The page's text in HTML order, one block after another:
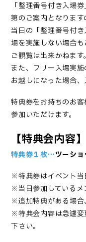
「整理番号付き入場
第のご案内となります
当日の「整理番号付
場を実施しない場合
ご観覧は出来かねます。
また、フリー入場実
お越しになった場合、
特典券をお持ちのお
参加いただけます。
【特典会内容】
特典券１枚…ツーシ
※特典券はイベント当
※当日参加しているメ
※追加特典がある場合
※特典会内容は急遽変
下さい。